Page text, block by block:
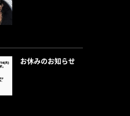
お休みのお知らせ